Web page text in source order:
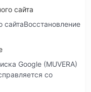
сайта
сайтаВосстановление
Google (MUVERA)
со